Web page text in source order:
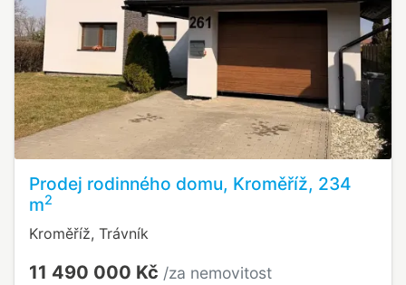
Prodej rodinného domu, Kroměříž, 234
m2
Kroměříž, Trávník
11 490 000 Kč /za nemovitost